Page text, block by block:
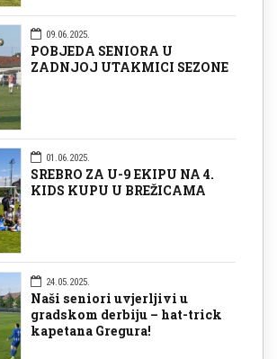
09.06.2025.
POBJEDA SENIORA U
ZADNJOJ UTAKMICI SEZONE
01.06.2025.
SREBRO ZA U-9 EKIPU NA 4.
KIDS KUPU U BREŽICAMA
24.05.2025.
Naši seniori uvjerljivi u
gradskom derbiju – hat-trick
kapetana Gregura!